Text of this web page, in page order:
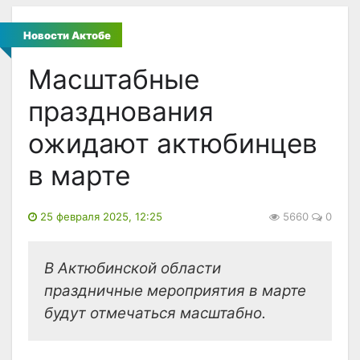
Новости Актобе
Масштабные
празднования
ожидают актюбинцев
в марте
25 февраля 2025, 12:25 5660 0
В Актюбинской области
праздничные мероприятия в марте
будут отмечаться масштабно.